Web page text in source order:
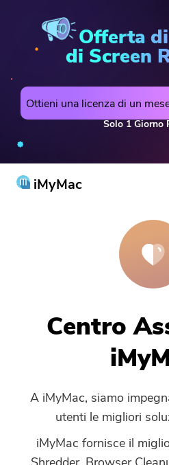
Offerta
di Screen
Ottieni una licenza di un
Solo1 Giorno
iMyMac
PowerUninstall
Screen Recorder
Centro
A iMyMac, siamo
utenti le migliori
iMyMac fornisce il